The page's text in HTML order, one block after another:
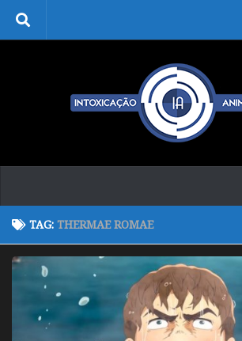
Skip to content
TAG: THERMAE ROMAE